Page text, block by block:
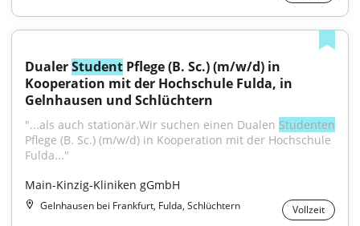
Dualer Student Pflege (B. Sc.) (m/w/d) in
Kooperation mit der Hochschule Fulda, in
Gelnhausen und Schlüchtern
"...als auch stationär.Wir suchen einen Dualen Studenten
Pflege (B. Sc.) (m/w/d) in Kooperation mit der Hochschule
Fulda..."
Main-Kinzig-Kliniken gGmbH
Gelnhausen bei Frankfurt, Fulda, Schlüchtern Vollzeit